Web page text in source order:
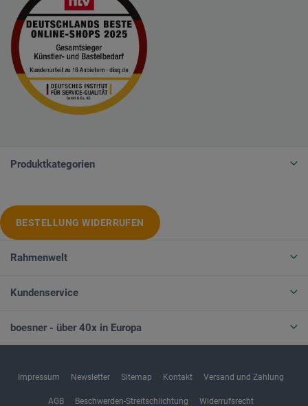
Produktkategorien
BESTELLUNG WIDERRUFEN
Rahmenwelt
Kundenservice
boesner - über 40x in Europa
Impressum Newsletter Sitemap Kontakt Versand und Zahlung
AGB Beschwerden-Streitschlichtung Widerrufsrecht